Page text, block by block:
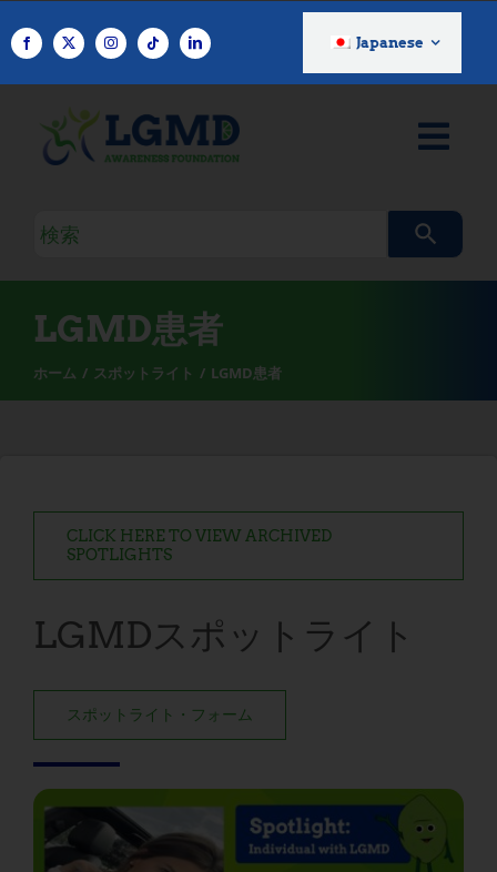
ン
Japanese
検
ク
エ
リ
LGMD患者
ホーム スポットライト LGMD患者
CLICK HERE TO VIEW ARCHIVED
SPOTLIGHTS
LGMDスポットライト
スポットライト・フォーム